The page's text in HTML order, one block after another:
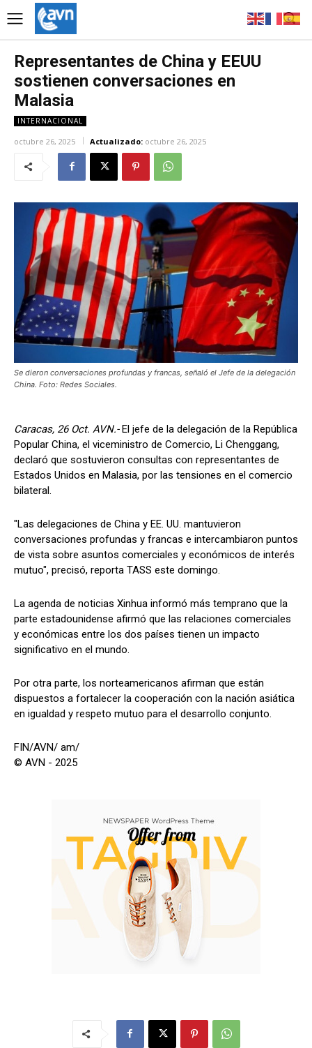
Representantes de China y EEUU
sostienen conversaciones en
Malasia
INTERNACIONAL
octubre 26, 2025 Actualizado: octubre 26, 2025
Se dieron conversaciones profundas y francas, señaló el Jefe de la delegación
China. Foto: Redes Sociales.
Caracas, 26 Oct. AVN.-El jefe de la delegación de la República
Popular China, el viceministro de Comercio, Li Chenggang,
declaró que sostuvieron consultas con representantes de
Estados Unidos en Malasia, por las tensiones en el comercio
bilateral.
"Las delegaciones de China y EE. UU. mantuvieron
conversaciones profundas y francas e intercambiaron puntos
de vista sobre asuntos comerciales y económicos de interés
mutuo", precisó, reporta TASS este domingo.
La agenda de noticias Xinhua informó más temprano que la
parte estadounidense afirmó que las relaciones comerciales
y económicas entre los dos países tienen un impacto
significativo en el mundo.
Por otra parte, los norteamericanos afirman que están
dispuestos a fortalecer la cooperación con la nación asiática
en igualdad y respeto mutuo para el desarrollo conjunto.
FIN/AVN/ am/
© AVN - 2025